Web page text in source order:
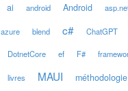
ai android Android
azure blend c# ChatGPT
DotnetCore ef F#
livres MAUI méthodologie